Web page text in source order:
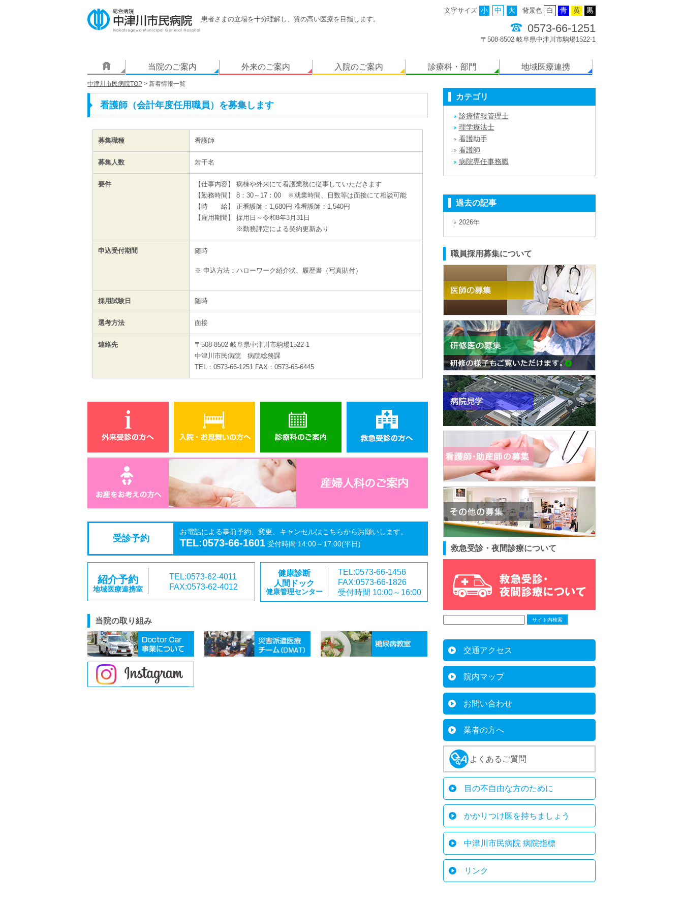
患者さまの立場を十分理解し、質の高い医療を目指します。
背景色 白 青 黄 黒
文字サイズ 小 中 大
0573-66-1251
〒508-8502 岐阜県中津川市駒場1522-1
当院のご案内 外来のご案内 入院のご案内 診療科・部門 地域医療連携
中津川市民病院TOP > 新着情報一覧
看護師（会計年度任用職員）を募集します
募集職種 看護師
募集人数 若干名
要件
【仕事内容】 病棟や外来にて看護業務に従事していただきます
【勤務時間】 8：30～17：00 ※就業時間、日数等は面接にて相談可能
【時 給】 正看護師：1,680円 准看護師：1,540円
【雇用期間】 採用日～令和8年3月31日
※勤務評定による契約更新あり
申込受付期間 随時
※ 申込方法：ハローワーク紹介状、履歴書（写真貼付）
採用試験日 随時
選考方法 面接
連絡先
〒508-8502 岐阜県中津川市駒場1522-1
中津川市民病院 病院総務課
TEL：0573-66-1251 FAX：0573-65-6445
受診予約
お電話による事前予約、変更、キャンセルはこちらからお願いします。
TEL:0573-66-1601 受付時間 14:00～17:00(平日)
紹介予約
地域医療連携室
TEL:0573-62-4011
FAX:0573-62-4012
健康診断
人間ドック
健康管理センター
TEL:0573-66-1456
FAX:0573-66-1826
受付時間 10:00～16:00
当院の取り組み
カテゴリ
診療情報管理士
理学療法士
看護助手
看護師
病院専任事務職
過去の記事
2026年
職員採用募集について
救急受診・夜間診療について
交通アクセス
院内マップ
お問い合わせ
業者の方へ
よくあるご質問
目の不自由な方のために
かかりつけ医を持ちましょう
中津川市民病院 病院指標
リンク